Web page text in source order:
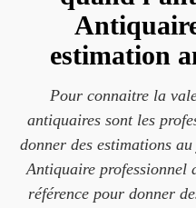
estimation
Pour connaitre la
antiquaires sont les
donner des estimations
Antiquaire professionnel
référence pour donner